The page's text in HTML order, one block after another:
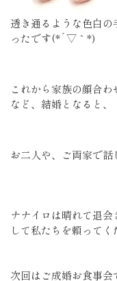
透き通るような色白
ったです(*´▽｀*)
これから家族の顔合
など、結婚となると、
お二人や、ご両家で話
ナナイロは晴れて退
して私たちを頼ってく
次回はご成婚お食事会